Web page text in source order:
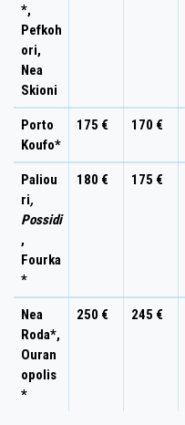
*,
Pefkoh
ori,
Nea
Skioni
Porto
Koufo*
175 € 170 €
Paliou
ri,
Possidi
,
Fourka
*
180 € 175 €
Nea
Roda*,
Ouran
opolis
*
250 € 245 €